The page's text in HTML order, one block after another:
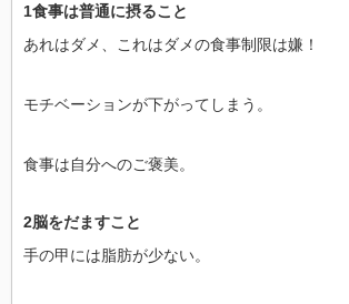
1食事は普通に摂ること
あれはダメ、これはダメの食事制限は嫌！
モチベーションが下がってしまう。
食事は自分へのご褒美。
2脳をだますこと
手の甲には脂肪が少ない。